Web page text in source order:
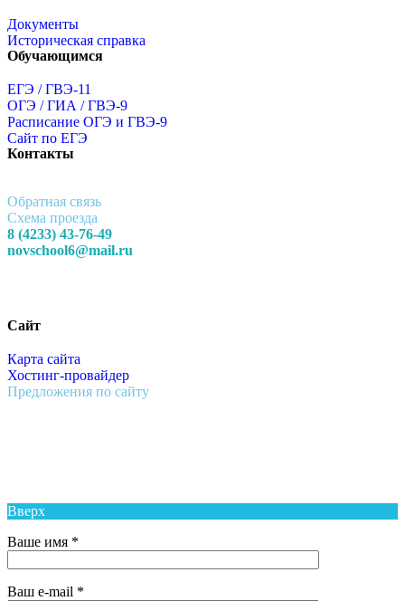
Документы
Историческая справка
Обучающимся
ЕГЭ / ГВЭ-11
ОГЭ / ГИА / ГВЭ-9
Расписание ОГЭ и ГВЭ-9
Сайт по ЕГЭ
Контакты
Обратная связь
Схема проезда
8 (4233) 43-76-49
novschool6@mail.ru
Сайт
Карта сайта
Хостинг-провайдер
Предложения по сайту
Вверх
Ваше имя *
Ваш e-mail *